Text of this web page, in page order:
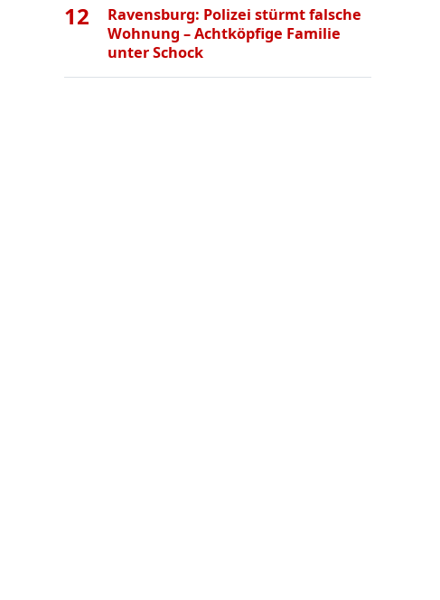
12
Ravensburg: Polizei stürmt falsche
Wohnung – Achtköpfige Familie
unter Schock